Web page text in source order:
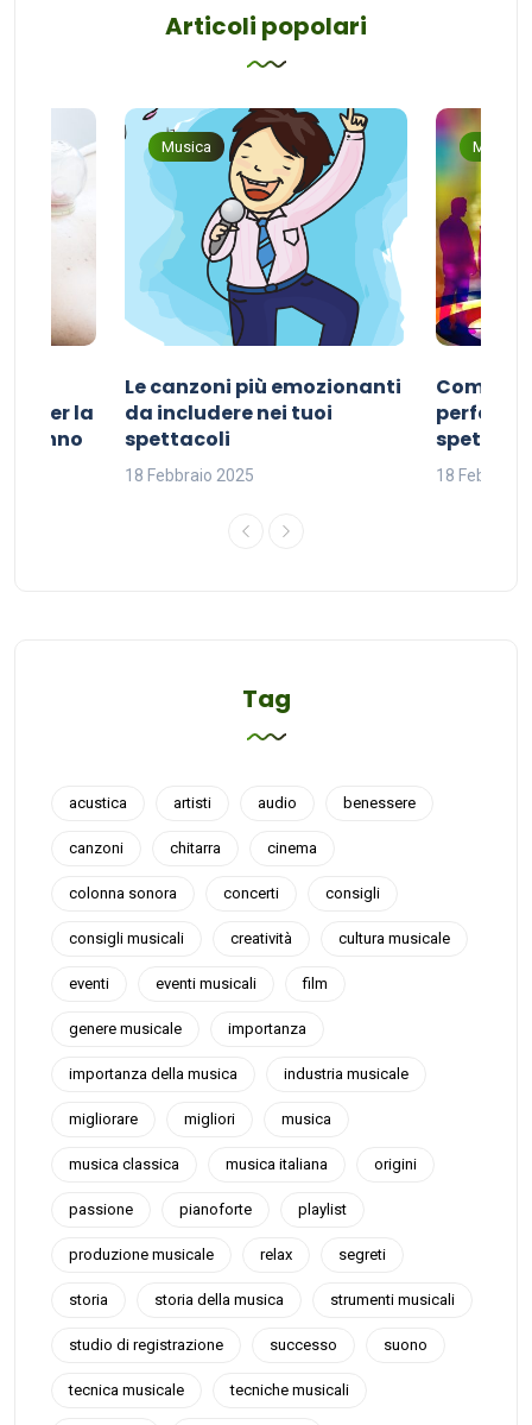
Articoli popolari
per la
sonno
Musica
Le canzoni più emozionanti
da includere nei tuoi
spettacoli
18 Febbraio 2025
Musica
Come
perfetta
18 Febbraio
Tag
acustica artisti audio benessere
canzoni chitarra cinema
colonna sonora concerti consigli
consigli musicali creatività cultura musicale
eventi eventi musicali film
genere musicale importanza
importanza della musica industria musicale
migliorare migliori musica
musica classica musica italiana origini
passione pianoforte playlist
produzione musicale relax segreti
storia storia della musica strumenti musicali
studio di registrazione successo suono
tecnica musicale tecniche musicali